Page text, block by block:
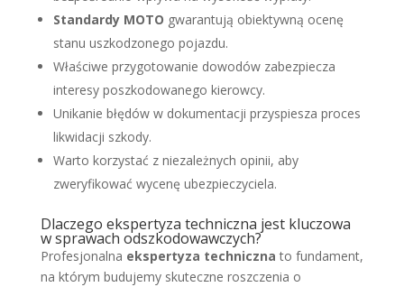
Standardy MOTO gwarantują obiektywną ocenę
stanu uszkodzonego pojazdu.
Właściwe przygotowanie dowodów zabezpiecza
interesy poszkodowanego kierowcy.
Unikanie błędów w dokumentacji przyspiesza proces
likwidacji szkody.
Warto korzystać z niezależnych opinii, aby
zweryfikować wycenę ubezpieczyciela.
Dlaczego ekspertyza techniczna jest kluczowa
w sprawach odszkodowawczych?
Profesjonalna ekspertyza techniczna to fundament,
na którym budujemy skuteczne roszczenia o